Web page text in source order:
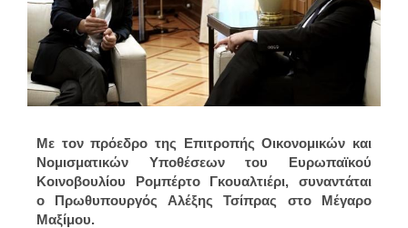
Με τον πρόεδρο της Επιτροπής Οικονομικών και
Νομισματικών Υποθέσεων του Ευρωπαϊκού
Κοινοβουλίου Ρομπέρτο Γκουαλτιέρι, συναντάται
ο Πρωθυπουργός Αλέξης Τσίπρας στο Μέγαρο
Μαξίμου.